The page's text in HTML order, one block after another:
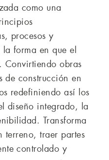
como una
procesos y
forma en que el
Convirtiendo obras
de construcción en
redefiniendo así los
diseño integrado, la
Transforma
terreno, traer partes
controlado y